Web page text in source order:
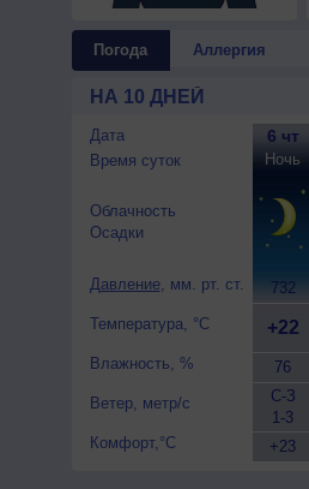
Погода Аллергия
НА 10 ДНЕЙ
Дата
Время суток
Облачность
Осадки
Давление, мм. рт. ст.
Температура, °C
Влажность, %
Ветер, метр/с
Комфорт,°C
6 чт
Ночь
732
+22
76
С-З
1-3
+23